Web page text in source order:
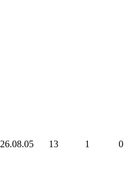
26.08.05 13 1 0